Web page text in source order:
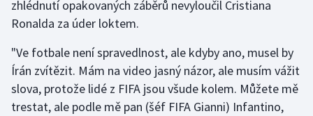
Golf
Gymnastika
Házená
zhlédnutí opakovaných záběrů nevyloučil Cristiana
Ronalda za úder loktem.
"Ve fotbale není spravedlnost, ale kdyby ano, musel by
Írán zvítězit. Mám na video jasný názor, ale musím vážit
slova, protože lidé z FIFA jsou všude kolem. Můžete mě
trestat, ale podle mě pan (šéf FIFA Gianni) Infantino,